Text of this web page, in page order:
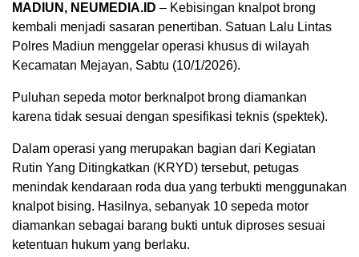
MADIUN, NEUMEDIA.ID – Kebisingan knalpot brong
kembali menjadi sasaran penertiban. Satuan Lalu Lintas
Polres Madiun menggelar operasi khusus di wilayah
Kecamatan Mejayan, Sabtu (10/1/2026).
Puluhan sepeda motor berknalpot brong diamankan
karena tidak sesuai dengan spesifikasi teknis (spektek).
Dalam operasi yang merupakan bagian dari Kegiatan
Rutin Yang Ditingkatkan (KRYD) tersebut, petugas
menindak kendaraan roda dua yang terbukti menggunakan
knalpot bising. Hasilnya, sebanyak 10 sepeda motor
diamankan sebagai barang bukti untuk diproses sesuai
ketentuan hukum yang berlaku.